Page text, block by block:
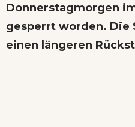
Donnerstagmorgen
gesperrt worden. Die
einen längeren